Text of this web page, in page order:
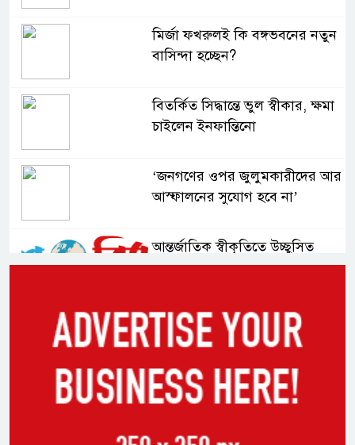
মির্জা ফখরুলই কি বঙ্গভবনের নতুন
বাসিন্দা হচ্ছেন?
বিতর্কিত সিদ্ধান্তে ভুল স্বীকার, ক্ষমা
চাইলেন ইনফান্তিনো
‘জনগণের ওপর জুলুমকারীদের আর
আস্ফালনের সুযোগ হবে না’
আন্তর্জাতিক স্বীকৃতিতে উচ্ছ্বসিত
বুবলী
দেশের ২৩তম রাষ্ট্রপতি নির্বাচন ২০
আগস্ট : ইসি
সিলেটে শিশু ফাহিমা হত্যা মামলায়
প্রধান আসামির মৃত্যুদণ্ড